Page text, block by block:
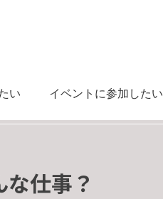
い イベントに参加したい
仕事？